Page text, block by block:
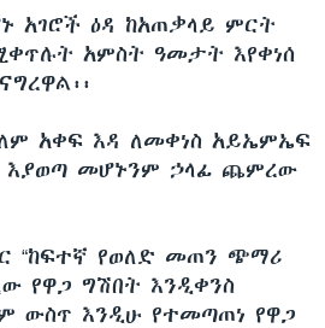
አገሮች ዕዳ ከአጠቃላይ ምርት
አምስት ዓመታት እየቀነሰ
አቀፍ እዳ ለመቀነስ አይኤምኤፍ
እያወጣ መሆኑንም ኃላፊ ጨምረው
“ከፍተኛ የወለድ መጠን ጭማሪ
የዋጋ ግሽበት እንዲቀንስ
ውስጥ እንዲሁ የተመጣጠነ የዋጋ